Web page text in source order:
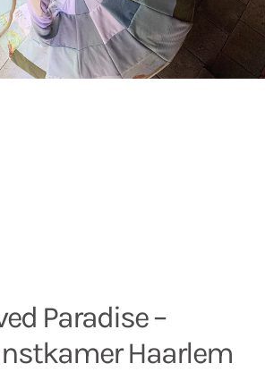
Paradise –
Haarlem